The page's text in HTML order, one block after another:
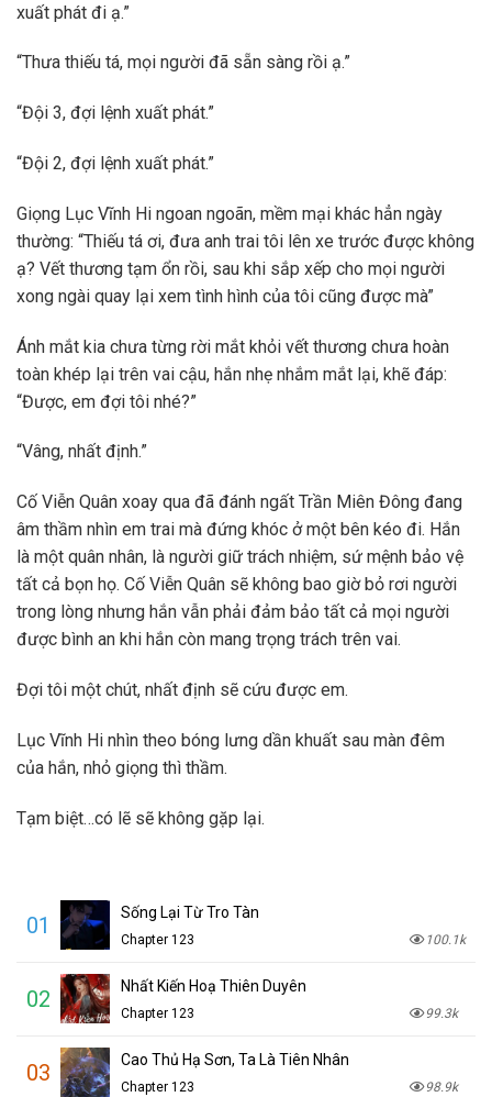
xuất phát đi ạ.”
“Thưa thiếu tá, mọi người đã sẵn sàng rồi ạ.”
“Đội 3, đợi lệnh xuất phát.”
“Đội 2, đợi lệnh xuất phát.”
Giọng Lục Vĩnh Hi ngoan ngoãn, mềm mại khác hẳn ngày
thường: “Thiếu tá ơi, đưa anh trai tôi lên xe trước được không
ạ? Vết thương tạm ổn rồi, sau khi sắp xếp cho mọi người
xong ngài quay lại xem tình hình của tôi cũng được mà”
Ánh mắt kia chưa từng rời mắt khỏi vết thương chưa hoàn
toàn khép lại trên vai cậu, hắn nhẹ nhắm mắt lại, khẽ đáp:
“Được, em đợi tôi nhé?”
“Vâng, nhất định.”
Cố Viễn Quân xoay qua đã đánh ngất Trần Miên Đông đang
âm thầm nhìn em trai mà đứng khóc ở một bên kéo đi. Hắn
là một quân nhân, là người giữ trách nhiệm, sứ mệnh bảo vệ
tất cả bọn họ. Cố Viễn Quân sẽ không bao giờ bỏ rơi người
trong lòng nhưng hắn vẫn phải đảm bảo tất cả mọi người
được bình an khi hắn còn mang trọng trách trên vai.
Đợi tôi một chút, nhất định sẽ cứu được em.
Lục Vĩnh Hi nhìn theo bóng lưng dần khuất sau màn đêm
của hắn, nhỏ giọng thì thầm.
Tạm biệt…có lẽ sẽ không gặp lại.
01 Sống Lại Từ Tro Tàn
Chapter 123 100.1k
02 Nhất Kiến Hoạ Thiên Duyên
Chapter 123 99.3k
03 Cao Thủ Hạ Sơn, Ta Là Tiên Nhân
Chapter 123 98.9k